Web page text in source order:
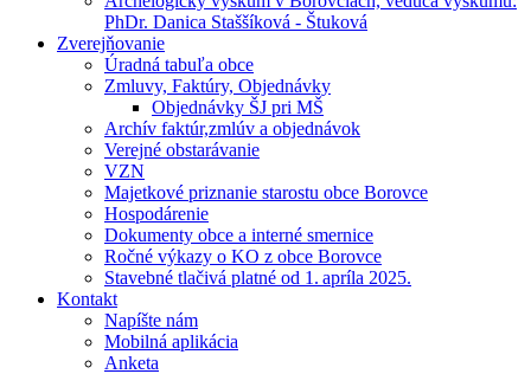
PhDr. Danica Staššíková - Štuková
Zverejňovanie
Úradná tabuľa obce
Zmluvy, Faktúry, Objednávky
Objednávky ŠJ pri MŠ
Archív faktúr,zmlúv a objednávok
Verejné obstarávanie
VZN
Majetkové priznanie starostu obce Borovce
Hospodárenie
Dokumenty obce a interné smernice
Ročné výkazy o KO z obce Borovce
Stavebné tlačivá platné od 1. apríla 2025.
Kontakt
Napíšte nám
Mobilná aplikácia
Anketa